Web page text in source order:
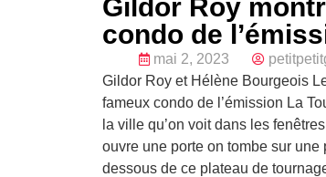
Gildor Roy
condo de
mai 2, 2023
Gildor Roy et Hélène Bourgeois
fameux condo de l’émission La
la ville qu’on voit dans les
ouvre une porte on tombe sur
dessous de ce plateau de